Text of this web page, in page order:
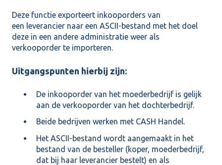
Deze functie exporteert inkooporders van
een leverancier naar een ASCII-bestand met het doel
deze in een andere administratie weer als
verkooporder te importeren.
Uitgangspunten hierbij zijn:
De inkooporder van het moederbedrijf is gelijk
aan de verkooporder van het dochterbedrijf.
Beide bedrijven werken met CASH Handel.
Het ASCII-bestand wordt aangemaakt in het
bestand van de besteller (koper, moederbedrijf,
dat bij haar leverancier bestelt) en als